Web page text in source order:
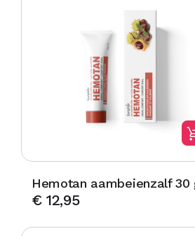
Hemotan aambeienzalf 30
€12,95